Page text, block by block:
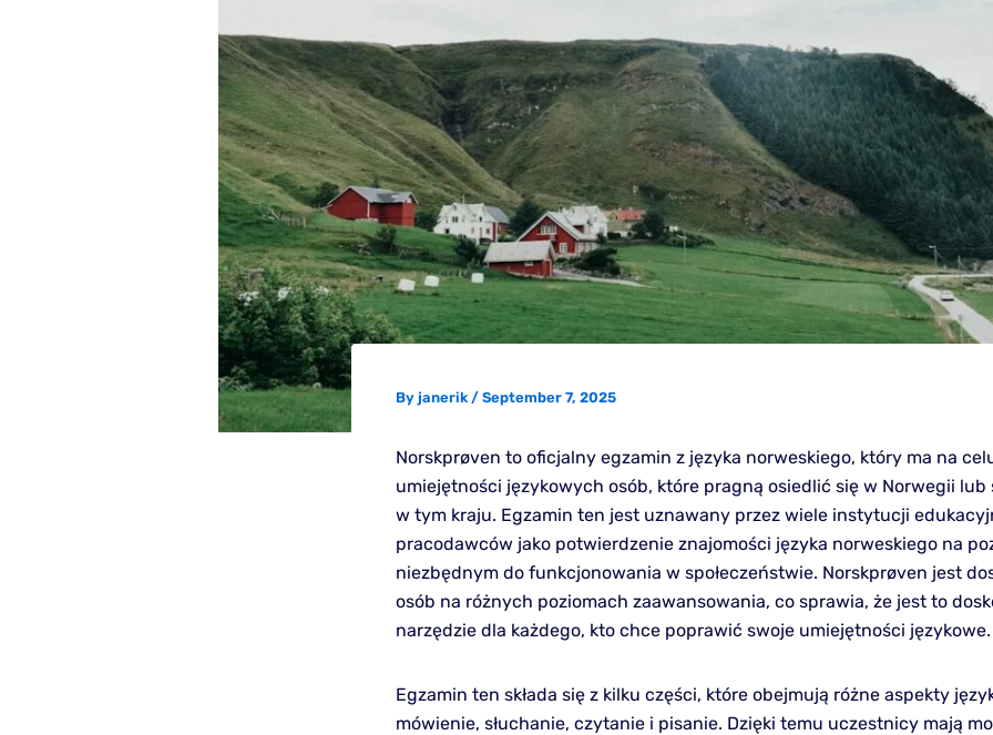
By janerik / September 7, 2025
Norskprøven to oficjalny egzamin z języka norweskiego, który ma na
umiejętności językowych osób, które pragną osiedlić się w Norwegii
w tym kraju. Egzamin ten jest uznawany przez wiele instytucji
pracodawców jako potwierdzenie znajomości języka norweskiego na
niezbędnym do funkcjonowania w społeczeństwie. Norskprøven jest
osób na różnych poziomach zaawansowania, co sprawia, że jest to
narzędzie dla każdego, kto chce poprawić swoje umiejętności językowe.
Egzamin ten składa się z kilku części, które obejmują różne aspekty
mówienie, słuchanie, czytanie i pisanie. Dzięki temu uczestnicy mają